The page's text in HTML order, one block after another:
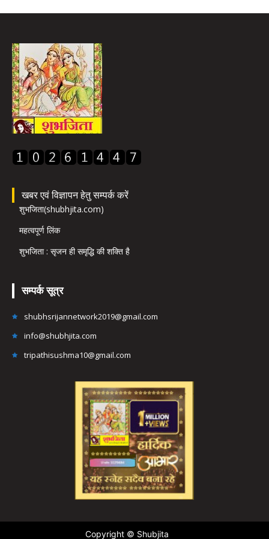
खबर एवं विज्ञापन हेतु सम्पर्क करें
शुभजिता(shubhjita.com)
महत्वपूर्ण लिंक
शुभजिता : सृजन ही समृद्धि की शक्ति है
सम्पर्क सूत्र
shubhsrijannetwork2019@gmail.com
info@shubhjita.com
tripathisushma10@gmail.com
Copyright © Shubjita